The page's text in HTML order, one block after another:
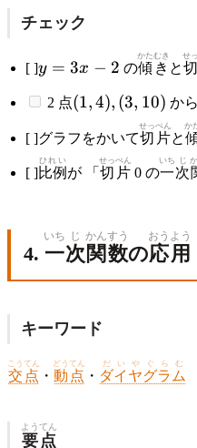
チェック
[ ]y
=
3x
2
y = 3x − 2 の傾き
かたむき
と
せ
2 点(1,
4),
(3,
(1,4), (3, 10) から
[ ]グラフをかいて切片
せっぺん
と
か
[ ]比例
ひれい
が 「 切片
せっぺん
0 の一
いち
次
じ
4. 一
いち
次
じ
関数
かんすう
の応用
おうよう
キーワード
交点
こうてん
・ 動点
どうてん
・ ダイヤグラム
だいやぐらむ
要点
ようてん